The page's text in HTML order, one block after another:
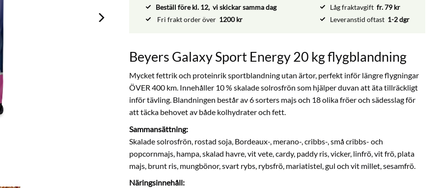
Beställ före kl. 12, vi skickar samma dag Låg fraktavgift fr. 79 kr
Fri frakt order över 1200 kr Leveranstid oftast 1-2 dgr
Beyers Galaxy Sport Energy 20 kg flygblandning
Mycket fettrik och proteinrik sportblandning utan ärtor, perfekt inför längre flygningar
ÖVER 400 km. Innehåller 10 % skalade solrosfrön som hjälper duvan att äta tillräckligt
inför tävling. Blandningen består av 6 sorters majs och 18 olika fröer och sädesslag för
att täcka behovet av både kolhydrater och fett.
Sammansättning:
Skalade solrosfrön, rostad soja, Bordeaux-, merano-, cribbs-, små cribbs- och
popcornmajs, hampa, skalad havre, vit vete, cardy, paddy ris, vicker, linfrö, vit frö, plata
majs, brunt ris, mungbönor, svart rybs, rybsfrö, mariatistel, gul och vit millet, sesamfrö.
Näringsinnehåll: